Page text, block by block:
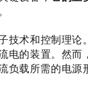
技术和控制理
电的装置。然
负载所需的电源